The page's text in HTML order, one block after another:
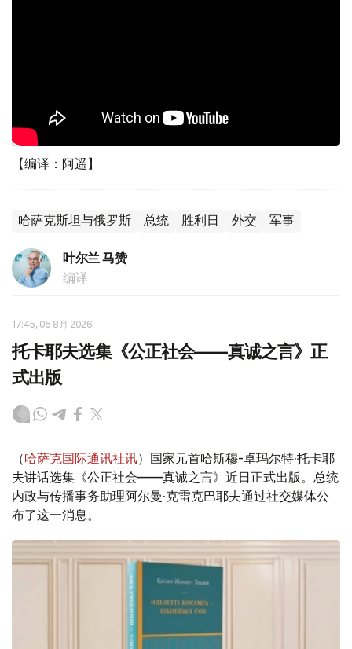
【编译：阿遥】
哈萨克斯坦与俄罗斯 总统 胜利日 外交 军事
叶尔兰 马赞
编译
17:45, 05 8月 2026
托卡耶夫选集《公正社会——真诚之言》正
式出版
（哈萨克国际通讯社讯）国家元首哈斯穆-卓玛尔特·托卡耶
夫讲话选集《公正社会——真诚之言》近日正式出版。总统
内政与传播事务助理阿尔曼·克雷克巴耶夫通过社交媒体公
布了这一消息。